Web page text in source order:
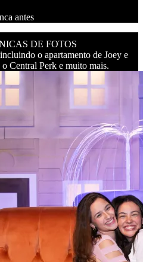
antes
DE FOTOS
o apartamento de Joey e
Central Perk e muito mais.